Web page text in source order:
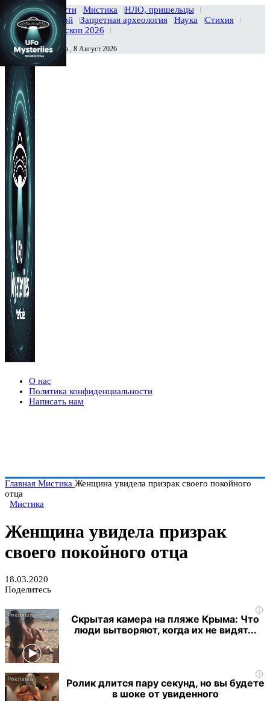
Главная Новости Мистика
НЛО, пришельцы
Тайны вселенной
Запретная археология Наука
Стихия
История
Гороскоп 2026
Сегодня Суббота , 8 Август 2026
О нас
Политика конфиденциальности
Написать нам
Главная Мистика Женщина увидела призрак своего покойного
отца
Мистика
Женщина увидела призрак
своего покойного отца
18.03.2020
Поделитесь
i
Скрытая камера на пляже Крыма: Что
люди вытворяют, когда их не видят...
i
Ролик длится пару секунд, но вы будете
в шоке от увиденного